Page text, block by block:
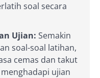
soal secara
Ujian: Semakin
soal-soal latihan,
cemas dan takut
ujian